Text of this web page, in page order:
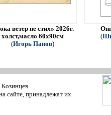
ветер не стих» 2026г.
холст,масло 60х90см
(Игорь Панов)
(
сайте, принадлежат их